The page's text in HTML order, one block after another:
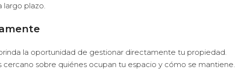
largo plazo.
la oportunidad de gestionar directamente tu propiedad.
sobre quiénes ocupan tu espacio y cómo se mantiene.